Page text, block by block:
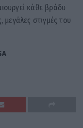
κάθε βράδυ
μεγάλες στιγμές του